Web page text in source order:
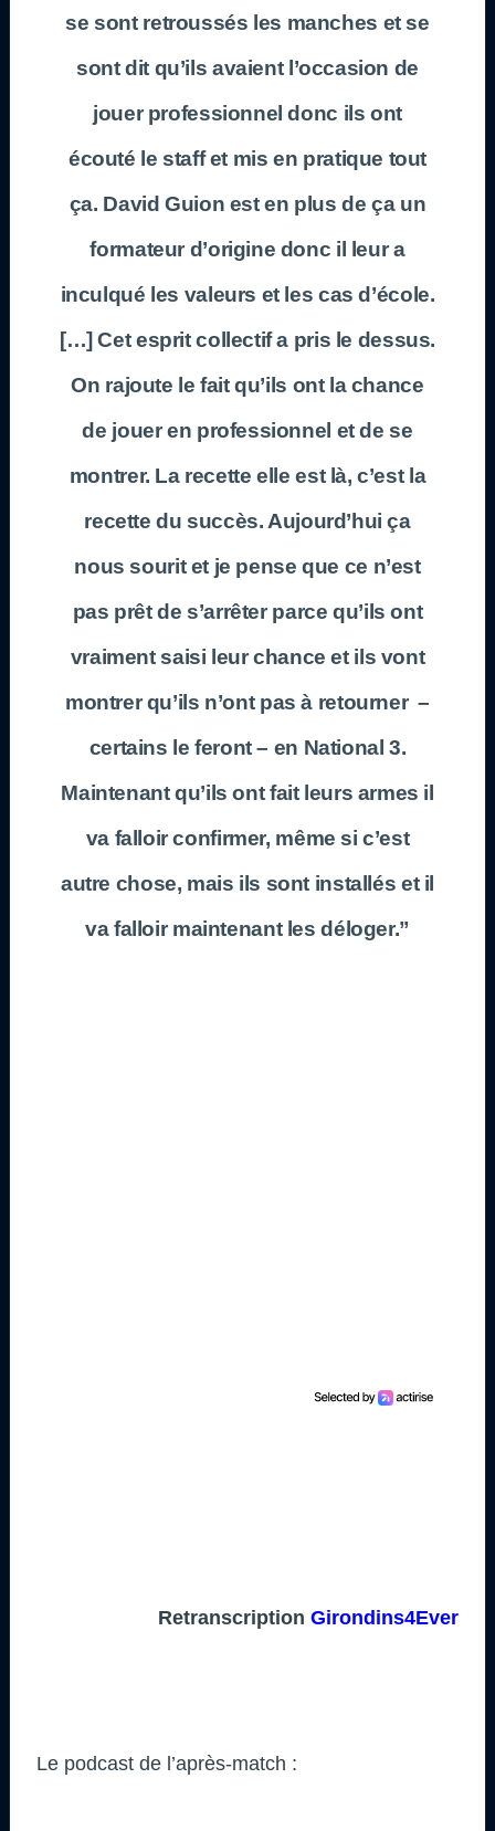
se sont retroussés les manches et se
sont dit qu’ils avaient l’occasion de
jouer professionnel donc ils ont
écouté le staff et mis en pratique tout
ça. David Guion est en plus de ça un
formateur d’origine donc il leur a
inculqué les valeurs et les cas d’école.
[…] Cet esprit collectif a pris le dessus.
On rajoute le fait qu’ils ont la chance
de jouer en professionnel et de se
montrer. La recette elle est là, c’est la
recette du succès. Aujourd’hui ça
nous sourit et je pense que ce n’est
pas prêt de s’arrêter parce qu’ils ont
vraiment saisi leur chance et ils vont
montrer qu’ils n’ont pas à retourner –
certains le feront – en National 3.
Maintenant qu’ils ont fait leurs armes il
va falloir confirmer, même si c’est
autre chose, mais ils sont installés et il
va falloir maintenant les déloger.”
Retranscription Girondins4Ever
Le podcast de l’après-match :